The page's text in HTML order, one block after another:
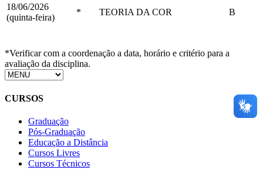
18/06/2026
(quinta-feira)
* TEORIA DA COR B
*Verificar com a coordenação a data, horário e critério para a
avaliação da disciplina.
CURSOS
Graduação
Pós-Graduação
Educação a Distância
Cursos Livres
Cursos Técnicos